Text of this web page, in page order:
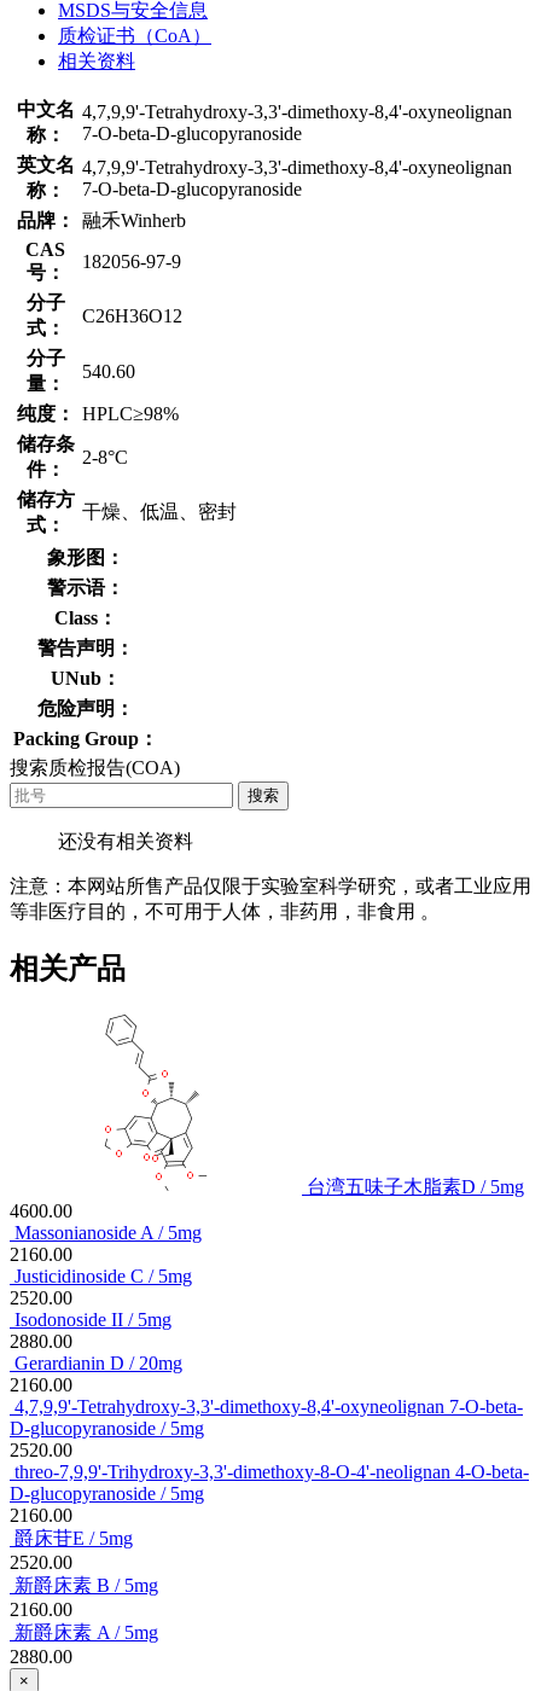
MSDS与安全信息
质检证书（CoA）
相关资料
中文名
称：
4,7,9,9'-Tetrahydroxy-3,3'-dimethoxy-8,4'-oxyneolignan
7-O-beta-D-glucopyranoside
英文名
称：
4,7,9,9'-Tetrahydroxy-3,3'-dimethoxy-8,4'-oxyneolignan
7-O-beta-D-glucopyranoside
品牌：
融禾Winherb
CAS
号：
182056-97-9
分子
式：
C26H36O12
分子
量：
540.60
纯度：
HPLC≥98%
储存条
件：
2-8°C
储存方
式：
干燥、低温、密封
象形图：
警示语：
Class：
警告声明：
UNub：
危险声明：
Packing Group：
搜索质检报告(COA)
搜索
还没有相关资料
注意：本网站所售产品仅限于实验室科学研究，或者工业应用
等非医疗目的，不可用于人体，非药用，非食用 。
相关产品
台湾五味子木脂素D / 5mg
4600.00
Massonianoside A / 5mg
2160.00
Justicidinoside C / 5mg
2520.00
Isodonoside II / 5mg
2880.00
Gerardianin D / 20mg
2160.00
4,7,9,9'-Tetrahydroxy-3,3'-dimethoxy-8,4'-oxyneolignan 7-O-beta-
D-glucopyranoside / 5mg
2520.00
threo-7,9,9'-Trihydroxy-3,3'-dimethoxy-8-O-4'-neolignan 4-O-beta-
D-glucopyranoside / 5mg
2160.00
爵床苷E / 5mg
2520.00
新爵床素 B / 5mg
2160.00
新爵床素 A / 5mg
2880.00
×